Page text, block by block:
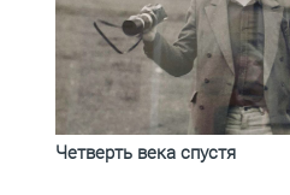
Четверть века спустя